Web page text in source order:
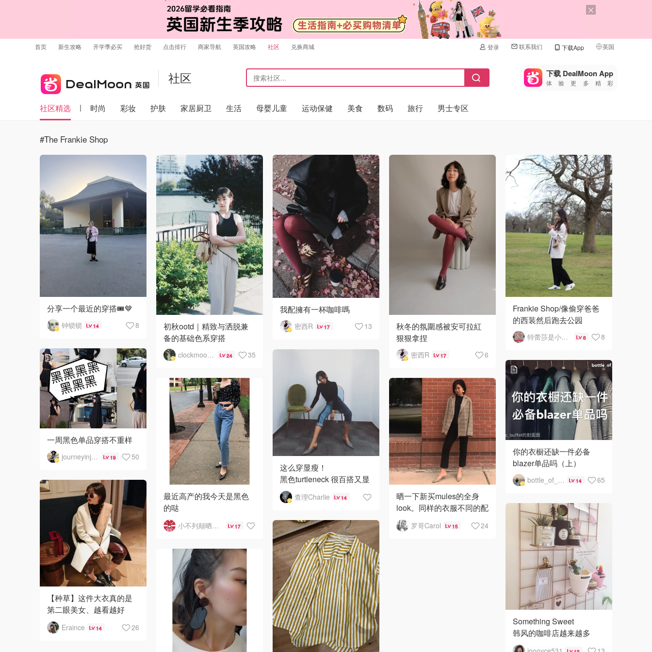
首页 新生攻略 开学季必买 抢好货 点击排行 商家导航 英国攻略 社区 兑换商城 登录 联系我们 下载App 英国
🇺🇸
🇨🇳 中国
🇩🇪德国
🇫🇷法国
🇮🇹意大利
🇦🇺澳洲
🇳🇿新西兰
社区 下载 DealMoon App
体验更多精彩
社区精选 时尚 彩妆 护肤 家居厨卫 生活 母婴儿童 运动保健 美食 数码 旅行 男士专区
#The Frankie Shop
分享一个最近的穿搭🎟️🤎
钟锁锁 14 8
初秋ootd｜精致与洒脱兼
备的基础色系穿搭
clockmoon月儿 24 35
我配擁有一杯咖啡嗎
密西R 17 13
秋冬的氛圍感被安可拉紅
狠狠拿捏
密西R 17 6
Frankie Shop/像偷穿爸爸
的西装然后跑去公园
特蕾莎是小仙女 6 8
一周黑色单品穿搭不重样
journeyinjuly 19 50
这么穿显瘦！
黑色turtleneck 很百搭又显
身材，超关键的是显瘦，
建议大家买材质稍微厚一
超爱
查理Charlie 14
你的衣橱还缺一件必备
blazer单品吗（上）
bottle_of_arwen 14 65
最近高产的我今天是黑色
的哒
一点点法式风情
👕方领泡泡袖➕黑白波点
的元素
👖天气热了喜欢穿一些浅
小不列颠晒晒君 17
晒一下新买mules的全身
look。同样的衣服不同的配
饰可以一下子改变整个风
格，这套衣服之前配球鞋
罗哥Carol 15 24
【种草】这件大衣真的是
第二眼美女、越看越好
看，非常厚实，款型是
oversized。
Eraince 14 26
Something Sweet
韩风的咖啡店越来越多
哟…